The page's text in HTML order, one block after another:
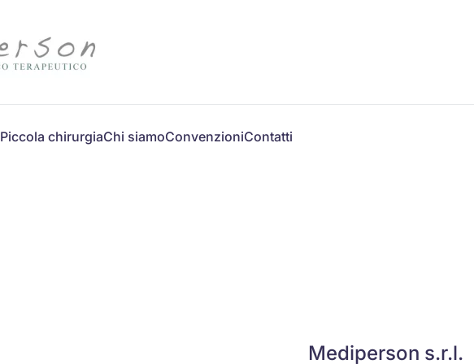
Piccola chirurgiaChi siamoConvenzioniContatti
Mediperson s.r.l.